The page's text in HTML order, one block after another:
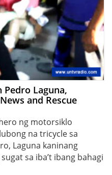
Pedro Laguna,
and Rescue
ng motorsiklo
na tricycle sa
Laguna kaninang
sa iba’t ibang bahagi